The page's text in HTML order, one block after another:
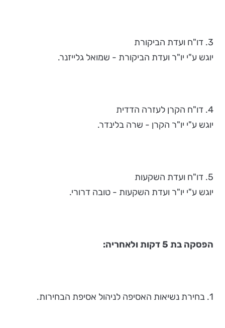
3. דו"ח ועדת הביקורת
יוגש ע"י יו"ר ועדת הביקורת - שמואל גלייזנר.
4. דו"ח הקרן לעזרה הדדית
יוגש ע"י יו"ר הקרן - שרה בלינדר.
5. דו"ח ועדת השקעות
יוגש ע"י יו"ר ועדת השקעות - טובה דרורי.
הפסקה בת 5 דקות ולאחריה:
1. בחירת נשיאות האסיפה לניהול אסיפת הבחירות.